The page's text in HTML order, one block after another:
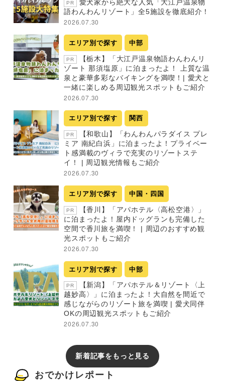
PR
愛犬家から絶大な人気「大江戸温泉物
語わんわんリゾート」全5施設を徹底紹介！
2026.07.30
エリア別で探す 中部
PR
【栃木】「大江戸温泉物語わんわんリ
ゾート 那須塩原」に泊まったよ！ 上質な温
泉と豪華多彩なバイキングを満喫！| 愛犬と
一緒に楽しめる周辺観光スポットもご紹介
2026.07.30
エリア別で探す 関西
PR
【和歌山】「わんわんパラダイス プレ
ミア 南紀白浜」に泊まったよ！プライベー
ト感満載のヴィラで充実のリゾートステ
イ！ | 周辺観光情報もご紹介
2026.07.30
エリア別で探す 中国・四国
PR
【香川】「アパホテル〈高松空港〉」
に泊まったよ！屋内ドッグランも完備した
空間で香川旅を満喫！ | 周辺のおすすめ観
光スポットもご紹介
2026.07.30
エリア別で探す 中部
PR
【新潟】「アパホテル＆リゾート〈上
越妙高〉」に泊まったよ！大自然を間近で
感じながらのリゾート旅を満喫 | 愛犬同伴
OKの周辺観光スポットもご紹介
2026.07.30
新着記事をもっと見る
おでかけレポート